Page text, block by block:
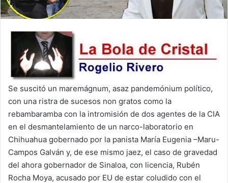
Se suscitó un maremágnum, asaz pandemónium político,
con una ristra de sucesos non gratos como la
rebambaramba con la intromisión de dos agentes de la CIA
en el desmantelamiento de un narco-laboratorio en
Chihuahua gobernado por la panista María Eugenia –Maru-
Campos Galván y, de ese mismo jaez, el caso de gravedad
del ahora gobernador de Sinaloa, con licencia, Rubén
Rocha Moya, acusado por EU de estar coludido con el